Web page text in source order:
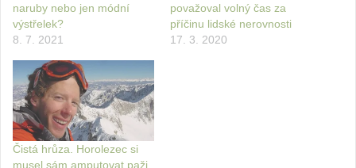
naruby nebo jen módní
výstřelek?
8. 7. 2021
považoval volný čas za
příčinu lidské nerovnosti
17. 3. 2020
Čistá hrůza. Horolezec si
musel sám amputovat paži,